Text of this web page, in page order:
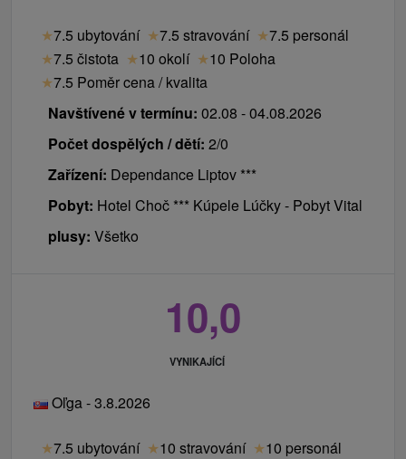
★7.5 ubytování ★7.5 stravování ★7.5 personál
★7.5 čistota ★10 okolí ★10 Poloha
★7.5 Poměr cena / kvalita
Navštívené v termínu: 02.08 - 04.08.2026
Počet dospělých / dětí: 2/0
Zařízení: Dependance Liptov ***
Pobyt: Hotel Choč *** Kúpele Lúčky - Pobyt Vital
plusy: Všetko
10,0
VYNIKAJÍCÍ
Oľga - 3.8.2026
★7.5 ubytování ★10 stravování ★10 personál